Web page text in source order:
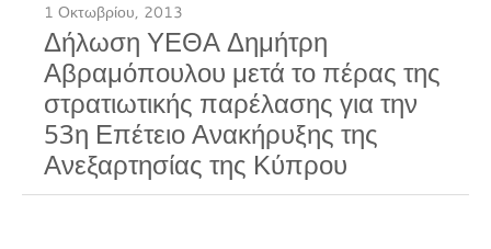
1 Οκτωβρίου, 2013
Δήλωση ΥΕΘΑ Δημήτρη
Αβραμόπουλου μετά το πέρας της
στρατιωτικής παρέλασης για την
53η Επέτειο Ανακήρυξης της
Ανεξαρτησίας της Κύπρου